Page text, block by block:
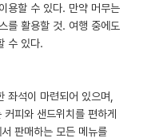
용할 수 있다. 만약 머무는
를 활용할 것. 여행 중에도
수 있다.
좌석이 마련되어 있으며,
피와 샌드위치를 편하게
판매하는 모든 메뉴를